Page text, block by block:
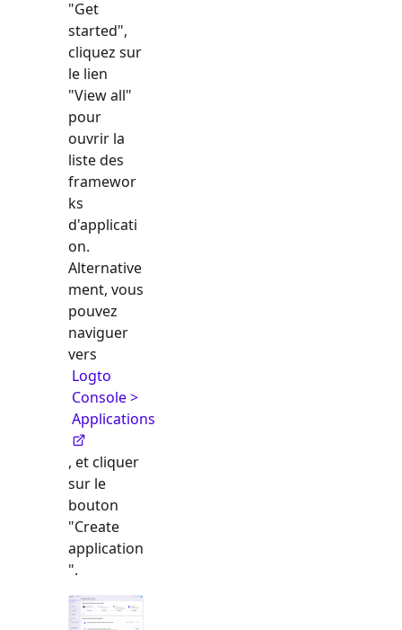
"Get
started",
cliquez sur
le lien
"View all"
pour
ouvrir la
liste des
framewor
ks
d'applicati
on.
Alternative
ment, vous
pouvez
naviguer
vers
Logto
Console >
Applications
, et cliquer
sur le
bouton
"Create
application
".